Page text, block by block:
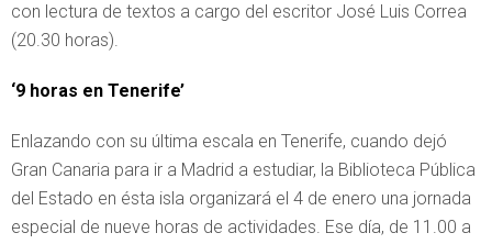
con lectura de textos a cargo del escritor José Luis Correa
(20.30 horas).
‘9 horas en Tenerife’
Enlazando con su última escala en Tenerife, cuando dejó
Gran Canaria para ir a Madrid a estudiar, la Biblioteca Pública
del Estado en ésta isla organizará el 4 de enero una jornada
especial de nueve horas de actividades. Ese día, de 11.00 a